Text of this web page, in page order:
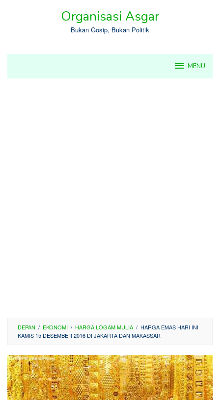
Organisasi Asgar
Bukan Gosip, Bukan Politik
MENU
DEPAN / EKONOMI / HARGA LOGAM MULIA / HARGA EMAS HARI INI
KAMIS 15 DESEMBER 2016 DI JAKARTA DAN MAKASSAR